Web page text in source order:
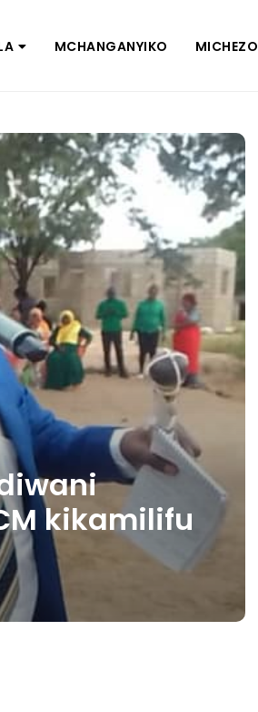
MCHANGANYIKO MICHEZO
kikamilifu